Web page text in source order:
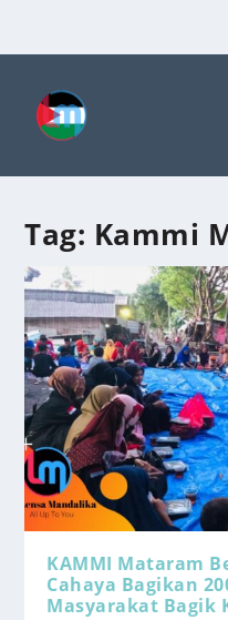
Tag: Kammi
KAMMI Mataram
Cahaya Bagikan
Masyarakat Bagik